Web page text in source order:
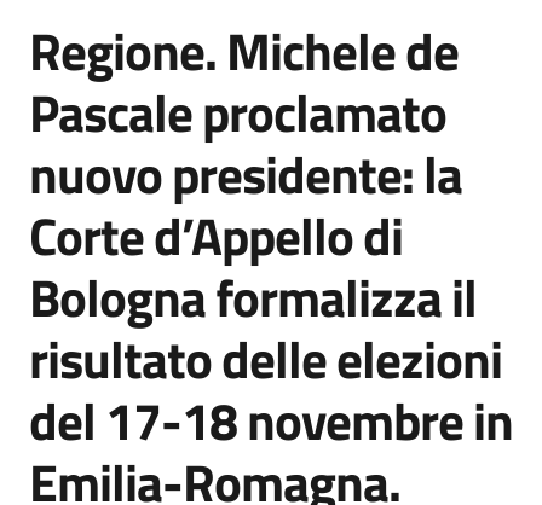
Risorse
Agenzia
di
informazione
e
comunicazione
Seguici
su
Salta al contenuto
Regione. Michele de
Pascale proclamato
nuovo presidente: la
Corte d’Appello di
Bologna formalizza il
risultato delle elezioni
del 17-18 novembre in
Emilia-Romagna.